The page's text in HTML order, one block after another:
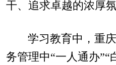
干、追求卓越的浓厚氛
学习教育中，重
务管理中“一人通办”“